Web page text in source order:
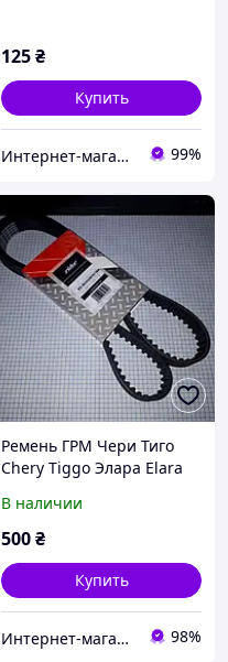
125₴
Купить
Интернет-магазин автозапчастей 99%
Ремень ГРМ Чери Тиго
Chery Tiggo Элара Elara
В наличии
500₴
Купить
Интернет-магазин "Автозапчасти Ромен" 98%